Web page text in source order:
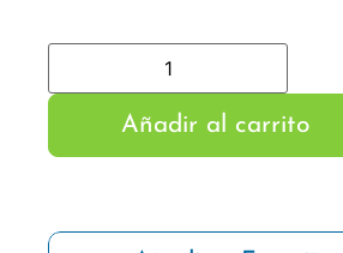
Añadir al carrito